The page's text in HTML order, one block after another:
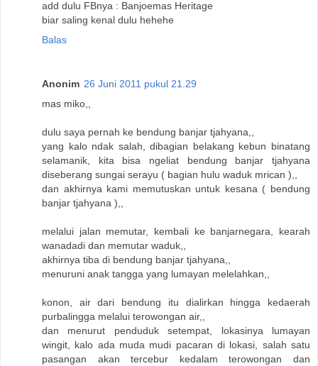
add dulu FBnya : Banjoemas Heritage
biar saling kenal dulu hehehe
Balas
Anonim 26 Juni 2011 pukul 21.29
mas miko,,
dulu saya pernah ke bendung banjar tjahyana,,
yang kalo ndak salah, dibagian belakang kebun binatang
selamanik, kita bisa ngeliat bendung banjar tjahyana
diseberang sungai serayu ( bagian hulu waduk mrican ),,
dan akhirnya kami memutuskan untuk kesana ( bendung
banjar tjahyana ),,
melalui jalan memutar, kembali ke banjarnegara, kearah
wanadadi dan memutar waduk,,
akhirnya tiba di bendung banjar tjahyana,,
menuruni anak tangga yang lumayan melelahkan,,
konon, air dari bendung itu dialirkan hingga kedaerah
purbalingga melalui terowongan air,,
dan menurut penduduk setempat, lokasinya lumayan
wingit, kalo ada muda mudi pacaran di lokasi, salah satu
pasangan akan tercebur kedalam terowongan dan